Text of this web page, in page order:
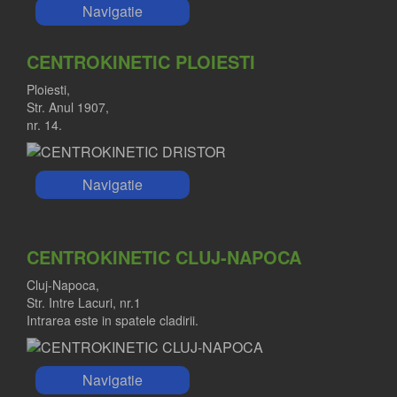
Navigatie
CENTROKINETIC PLOIESTI
Ploiesti,
Str. Anul 1907,
nr. 14.
Navigatie
CENTROKINETIC CLUJ-NAPOCA
Cluj-Napoca,
Str. Intre Lacuri, nr.1
Intrarea este in spatele cladirii.
Navigatie